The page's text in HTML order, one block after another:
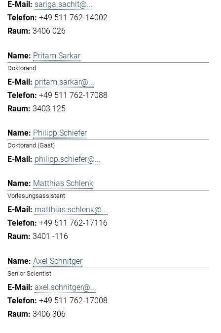
sariga.sachit@...
+49 511 762-14002
3406 026
Pritam Sarkar
Doktorand
pritam.sarkar@...
+49 511 762-17088
3403 125
Philipp Schiefer
Doktorand (Gast)
philipp.schiefer@...
Matthias Schlenk
Vorlesungsassistent
matthias.schlenk@...
+49 511 762-17116
3401 -116
Axel Schnitger
Senior Scientist
axel.schnitger@...
+49 511 762-17008
3406 306